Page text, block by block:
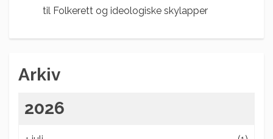
til Folkerett og ideologiske skylapper
Arkiv
2026